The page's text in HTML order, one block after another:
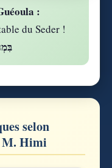
:
du Seder !
selon
M. Himi